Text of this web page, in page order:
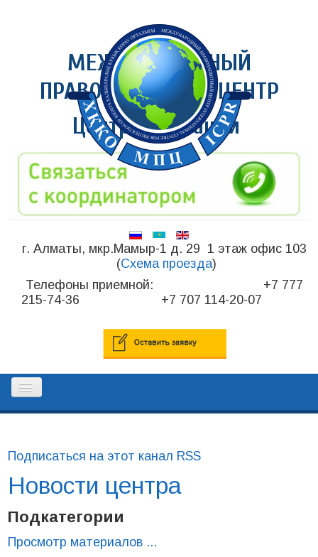
МЕЖДУНАРОДНЫЙ
ПРАВОЗАЩИТНЫЙ ЦЕНТР
Центр медиации
г. Алматы, мкр.Мамыр-1 д. 29 1 этаж офис 103
(Схема проезда)
Телефоны приемной: +7 777
215-74-36 +7 707 114-20-07
РЕЕСТР ПРОФЕССИОНАЛЬНЫХ
МЕДИАТОРОВ
Подписаться на этот канал RSS
Новости центра
Подкатегории
Просмотр материалов ...